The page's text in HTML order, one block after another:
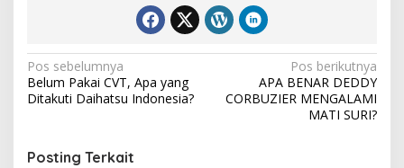
Navigasi
pos
Pos sebelumnya
Belum Pakai CVT, Apa yang
Ditakuti Daihatsu Indonesia?
Pos berikutnya
APA BENAR DEDDY
CORBUZIER MENGALAMI
MATI SURI?
Posting Terkait